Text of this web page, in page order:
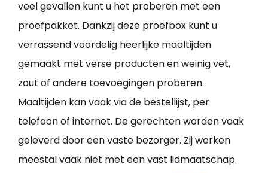
veel gevallen kunt u het proberen met een
proefpakket. Dankzij deze proefbox kunt u
verrassend voordelig heerlijke maaltijden
gemaakt met verse producten en weinig vet,
zout of andere toevoegingen proberen.
Maaltijden kan vaak via de bestellijst, per
telefoon of internet. De gerechten worden vaak
geleverd door een vaste bezorger. Zij werken
meestal vaak niet met een vast lidmaatschap.